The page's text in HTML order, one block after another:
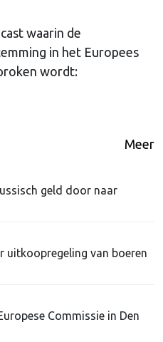
waarin de
in het Europees
wordt:
Meer
geld door naar
uitkoopregeling van boeren
Commissie in Den